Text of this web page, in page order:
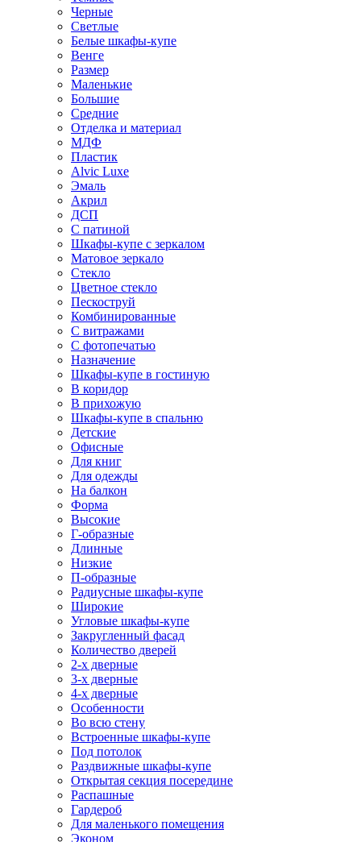
Черные
Светлые
Белые шкафы-купе
Венге
Размер
Маленькие
Большие
Средние
Отделка и материал
МДФ
Пластик
Alvic Luxe
Эмаль
Акрил
ДСП
С патиной
Шкафы-купе с зеркалом
Матовое зеркало
Стекло
Цветное стекло
Пескоструй
Комбинированные
С витражами
С фотопечатью
Назначение
Шкафы-купе в гостиную
В коридор
В прихожую
Шкафы-купе в спальню
Детские
Офисные
Для книг
Для одежды
На балкон
Форма
Высокие
Г-образные
Длинные
Низкие
П-образные
Радиусные шкафы-купе
Широкие
Угловые шкафы-купе
Закругленный фасад
Количество дверей
2-х дверные
3-х дверные
4-х дверные
Особенности
Во всю стену
Встроенные шкафы-купе
Под потолок
Раздвижные шкафы-купе
Открытая секция посередине
Распашные
Гардероб
Для маленького помещения
Эконом